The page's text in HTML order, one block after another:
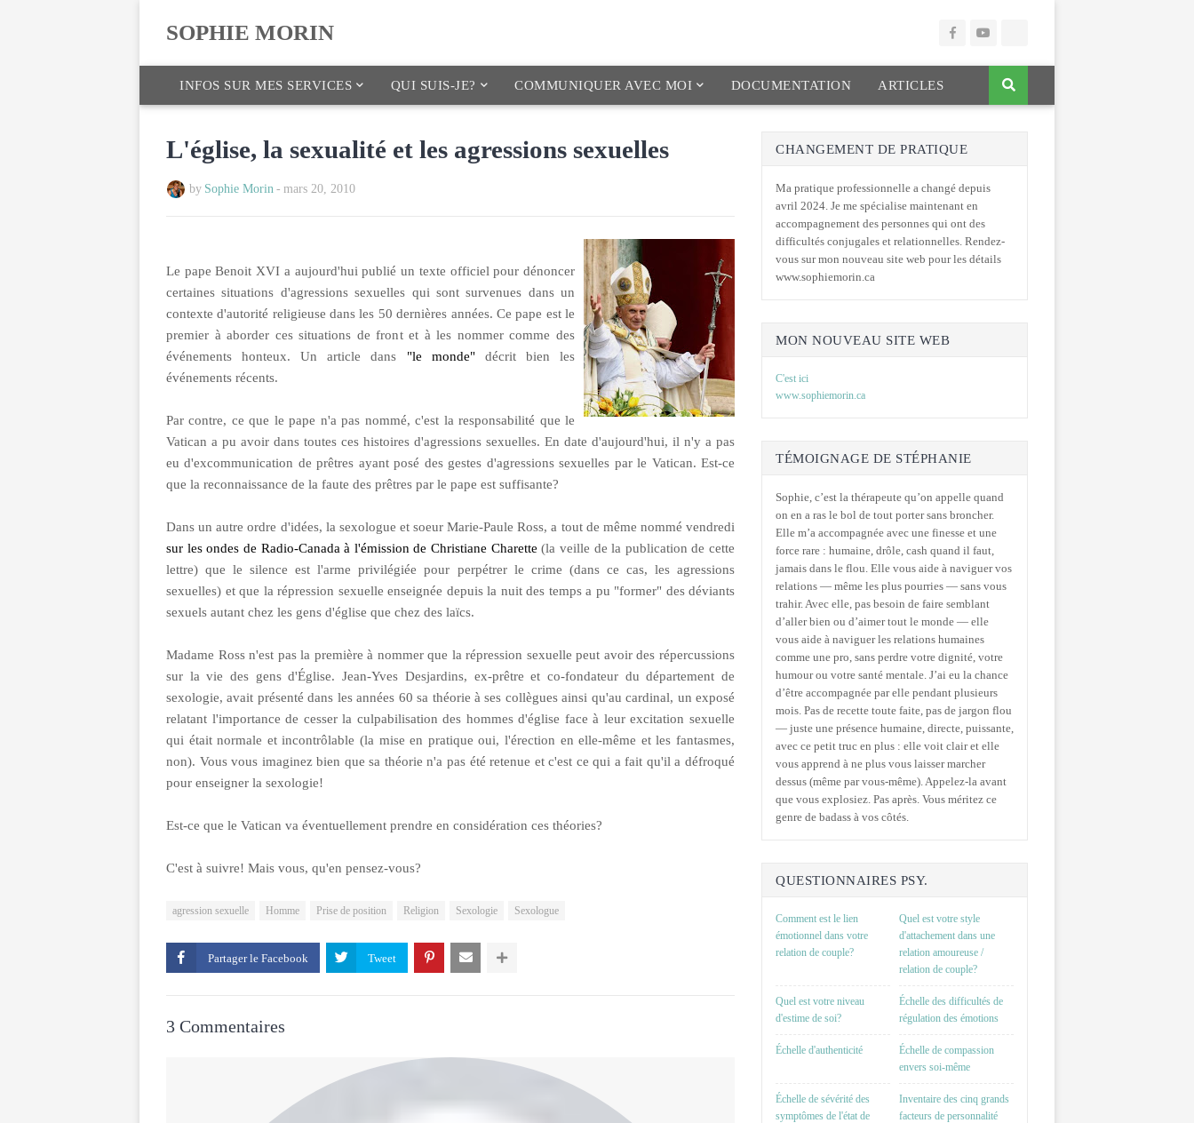
SOPHIE MORIN
INFOS SUR MES SERVICES QUI SUIS-JE? COMMUNIQUER AVEC MOI DOCUMENTATION ARTICLES
L'église, la sexualité et les agressions sexuelles
by Sophie Morin - mars 20, 2010
Le pape Benoit XVI a aujourd'hui publié un texte officiel pour dénoncer
certaines situations d'agressions sexuelles qui sont survenues dans un
contexte d'autorité religieuse dans les 50 dernières années. Ce pape est le
premier à aborder ces situations de front et à les nommer comme des
événements honteux. Un article dans "le monde"décrit bien les
événements récents.
Par contre, ce que le pape n'a pas nommé, c'est la responsabilité que le
Vatican a pu avoir dans toutes ces histoires d'agressions sexuelles. En date d'aujourd'hui, il n'y a pas
eu d'excommunication de prêtres ayant posé des gestes d'agressions sexuelles par le Vatican. Est-ce
que la reconnaissance de la faute des prêtres par le pape est suffisante?
Dans un autre ordre d'idées, la sexologue et soeur Marie-Paule Ross, a tout de même nommé vendredi
sur les ondes de Radio-Canada à l'émission de Christiane Charette (la veille de la publication de cette
lettre) que le silence est l'arme privilégiée pour perpétrer le crime (dans ce cas, les agressions
sexuelles) et que la répression sexuelle enseignée depuis la nuit des temps a pu "former" des déviants
sexuels autant chez les gens d'église que chez des laïcs.
Madame Ross n'est pas la première à nommer que la répression sexuelle peut avoir des répercussions
sur la vie des gens d'Église. Jean-Yves Desjardins, ex-prêtre et co-fondateur du département de
sexologie, avait présenté dans les années 60 sa théorie à ses collègues ainsi qu'au cardinal, un exposé
relatant l'importance de cesser la culpabilisation des hommes d'église face à leur excitation sexuelle
qui était normale et incontrôlable (la mise en pratique oui, l'érection en elle-même et les fantasmes,
non). Vous vous imaginez bien que sa théorie n'a pas été retenue et c'est ce qui a fait qu'il a défroqué
pour enseigner la sexologie!
Est-ce que le Vatican va éventuellement prendre en considération ces théories?
C'est à suivre! Mais vous, qu'en pensez-vous?
agression sexuelle Homme Prise de position Religion Sexologie Sexologue
Partager le
3 Commentaires
CHANGEMENT DE PRATIQUE
Ma pratique professionnelle a changé depuis
avril 2024. Je me spécialise maintenant en
accompagnement des personnes qui ont des
difficultés conjugales et relationnelles. Rendez-
vous sur mon nouveau site web pour les détails
www.sophiemorin.ca
MON NOUVEAU SITE WEB
C'est ici
www.sophiemorin.ca
TÉMOIGNAGE DE STÉPHANIE
Sophie, c’est la thérapeute qu’on appelle quand
on en a ras le bol de tout porter sans broncher.
Elle m’a accompagnée avec une finesse et une
force rare : humaine, drôle, cash quand il faut,
jamais dans le flou. Elle vous aide à naviguer vos
relations — même les plus pourries — sans vous
trahir. Avec elle, pas besoin de faire semblant
d’aller bien ou d’aimer tout le monde — elle
vous aide à naviguer les relations humaines
comme une pro, sans perdre votre dignité, votre
humour ou votre santé mentale. J’ai eu la chance
d’être accompagnée par elle pendant plusieurs
mois. Pas de recette toute faite, pas de jargon flou
— juste une présence humaine, directe, puissante,
avec ce petit truc en plus : elle voit clair et elle
vous apprend à ne plus vous laisser marcher
dessus (même par vous-même). Appelez-la avant
que vous explosiez. Pas après. Vous méritez ce
genre de badass à vos côtés.
QUESTIONNAIRES PSY.
Comment est le lien
émotionnel dans votre
relation de couple?
Quel est votre style
d'attachement dans une
relation amoureuse /
relation de couple?
Quel est votre niveau
d'estime de soi?
Échelle des difficultés de
régulation des émotions
Échelle d'authenticité
Échelle de compassion
envers soi-même
Échelle de sévérité des
symptômes de l'état de
Inventaire des cinq grands
facteurs de personnalité